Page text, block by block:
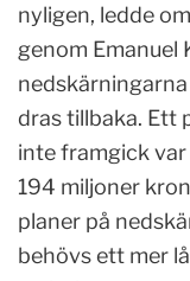
nyligen, ledde
genom Emanuel
dras tillbaka. Ett
inte framgick
194 miljoner
planer på
behövs ett mer